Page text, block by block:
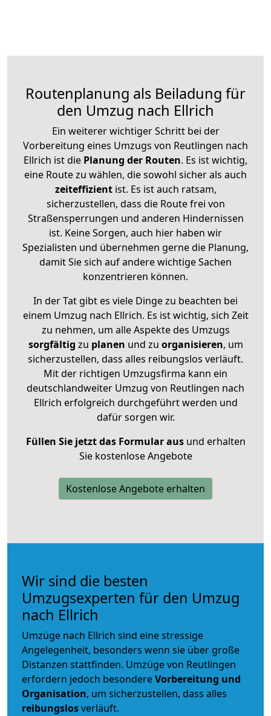
Routenplanung als Beiladung für
den Umzug nach Ellrich
Ein weiterer wichtiger Schritt bei der
Vorbereitung eines Umzugs von Reutlingen nach
Ellrich ist die Planung der Routen. Es ist wichtig,
eine Route zu wählen, die sowohl sicher als auch
zeiteffizientist. Es ist auch ratsam,
sicherzustellen, dass die Route frei von
Straßensperrungen und anderen Hindernissen
ist. Keine Sorgen, auch hier haben wir
Spezialisten und übernehmen gerne die Planung,
damit Sie sich auf andere wichtige Sachen
konzentrieren können.
In der Tat gibt es viele Dinge zu beachten bei
einem Umzug nach Ellrich. Es ist wichtig, sich Zeit
zu nehmen, um alle Aspekte des Umzugs
sorgfältig zu planen und zu organisieren, um
sicherzustellen, dass alles reibungslos verläuft.
Mit der richtigen Umzugsfirma kann ein
deutschlandweiter Umzug von Reutlingen nach
Ellrich erfolgreich durchgeführt werden und
dafür sorgen wir.
Füllen Sie jetzt das Formular ausund erhalten
Sie kostenlose Angebote
Kostenlose Angebote erhalten
Wir sind die besten
Umzugsexperten für den Umzug
nach Ellrich
Umzüge nach Ellrich sind eine stressige
Angelegenheit, besonders wenn sie über große
Distanzen stattfinden. Umzüge von Reutlingen
erfordern jedoch besondereVorbereitung und
Organisation, um sicherzustellen, dass alles
reibungslosverläuft.